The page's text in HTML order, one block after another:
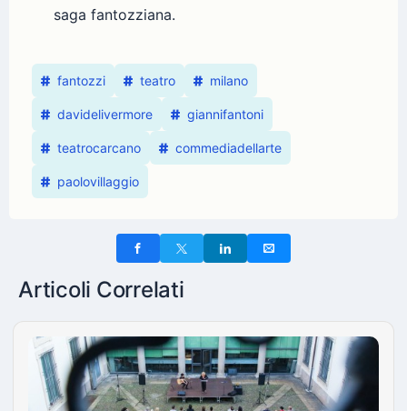
saga fantozziana.
fantozzi teatro milano
davidelivermore giannifantoni
teatrocarcano commediadellarte
paolovillaggio
Articoli Correlati